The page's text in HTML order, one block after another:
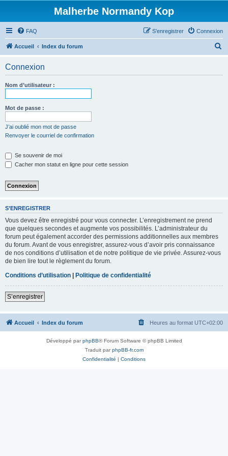
Malherbe Normandy Kop
FAQ Connexion
S’enregistrer
Accueil Index du forum
Connexion
Nom d’utilisateur :
Mot de passe :
J’ai oublié mon mot de passe
Renvoyer le courriel de confirmation
Se souvenir de moi
Cacher mon statut en ligne pour cette session
S’ENREGISTRER
Vous devez être enregistré pour vous connecter. L’enregistrement ne prend
que quelques secondes et augmente vos possibilités. L’administrateur du
forum peut également accorder des permissions additionnelles aux membres
du forum. Avant de vous enregistrer, assurez-vous d’avoir pris connaissance
de nos conditions d’utilisation et de notre politique de vie privée. Assurez-vous
de bien lire tout le règlement du forum.
Conditions d’utilisation | Politique de confidentialité
S’enregistrer
Accueil Index du forum Heures au format UTC+02:00
Développé parphpBB® Forum Software © phpBB Limited
Traduit parphpBB-fr.com
Confidentialité | Conditions